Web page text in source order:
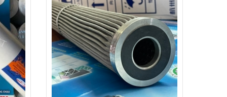
Mesh
– No
Lõi Lọc Inox Trung Quốc
Cao Cấp
Liên hệ